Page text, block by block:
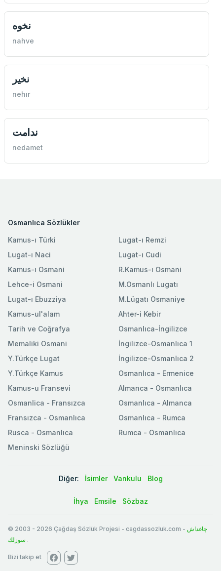
نخوه
nahve
نخير
nehır
ندامت
nedamet
Osmanlıca Sözlükler
Kamus-ı Türki
Lugat-ı Naci
Kamus-ı Osmani
Lehce-i Osmani
Lugat-ı Ebuzziya
Lugat-ı Remzi
Lugat-ı Cudi
R.Kamus-ı Osmani
M.Osmanlı Lugatı
M.Lügatı Osmaniye
Kamus-ul'alam
Tarih ve Coğrafya
Memaliki Osmani
Y.Türkçe Lugat
Y.Türkçe Kamus
Ahter-i Kebir
Osmanlıca-İngilizce
İngilizce-Osmanlıca 1
İngilizce-Osmanlıca 2
Osmanlıca - Ermenice
Kamus-u Fransevi
Osmanlica - Fransızca
Fransızca - Osmanlıca
Rusca - Osmanlıca
Meninski Sözlüğü
Almanca - Osmanlıca
Osmanlıca - Almanca
Osmanlıca - Rumca
Rumca - Osmanlıca
Diğer: İsimler Vankulu Blog
İhya Emsile Sözbaz
© 2003 - 2026 Çağdaş Sözlük Projesi - cagdassozluk.com - چاغداش
سوزلك .
Bizi takip et